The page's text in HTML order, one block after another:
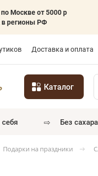
Москве от 5000 р
в регионы РФ
Доставка и оплата
Каталог
себя ⇨ без сахара
Подарки на праздники